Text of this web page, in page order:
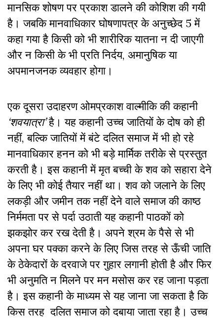
मानसिक शोषण पर प्रकाश डालने की कोशिश की गयी
है। जबकि मानवाधिकार घोषणापत्र के अनुच्छेद 5 में
कहा गया है किसी को भी शारीरिक यातना न दी जाएगी
और न किसी के भी प्रति निर्दय, अमानुषिक या
अपमानजनक व्यवहार होगा।
एक दूसरा उदाहरण ओमप्रकाश वाल्मीकि की कहानी
‘शवयात्रा’है। यह कहानी उच्च जातियों के दोष को ही
नहीं, बल्कि जातियों में बंटे दलित समाज में भी हो रहे
मानवाधिकार हनन को भी बड़े मार्मिक तरीके से प्रस्तुत
करती है। इस कहानी में मृत बच्ची के शव को सहारा देने
के लिए भी कोई तैयार नहीं था। शव को जलाने के लिए
लकड़ी और जमीन तक नहीं देने वाले समाज की काष्ठ
निर्ममता पर से पर्दा उठाती यह कहानी पाठकों को
झकझोर कर रख देती है। अपने श्रम के पैसे से भी
अपना घर पक्का करने के लिए जिस तरह से ऊँची जाति
के ठेकेदारों के दरवाजे पर गुहार लगानी होती है और फिर
भी अनुमति न मिलने पर मन मसोस कर रह जाना पड़ता
है। इस कहानी के माध्यम से यह जाना जा सकता है कि
किस तरह दलित समाज को दबाया जाता रहा है। उच्च